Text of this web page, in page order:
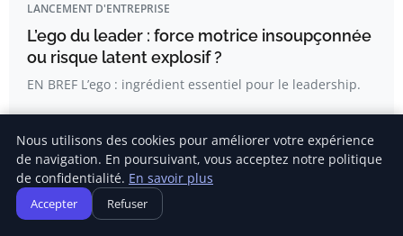
LANCEMENT D'ENTREPRISE
L’ego du leader : force motrice insoupçonnée
ou risque latent explosif ?
EN BREF L’ego : ingrédient essentiel pour le leadership.
Amandine Riviere
Nous utilisons des cookies pour améliorer votre expérience
de navigation. En poursuivant, vous acceptez notre politique
de confidentialité. En savoir plus
Accepter Refuser